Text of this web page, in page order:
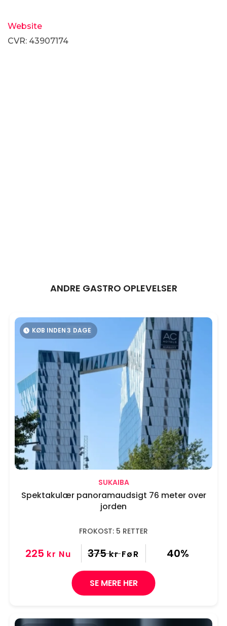
Website
CVR: 43907174
ANDRE GASTRO OPLEVELSER
SUKAIBA
Spektakulær panoramaudsigt 76 meter over
jorden
FROKOST: 5 RETTER
225 kr Nu 375 kr FøR 40%
SE MERE HER
KØB INDEN3 DAGE